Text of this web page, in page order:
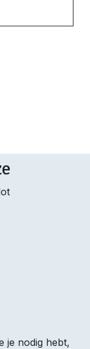
je nodig hebt,